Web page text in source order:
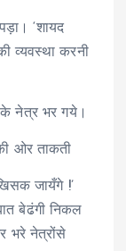
‘शायद
व्यवस्था करनी
नेत्र भर गये।
ओर ताकती
जायँगे !’
बेढंगी निकल
भरे नेत्रोंसे